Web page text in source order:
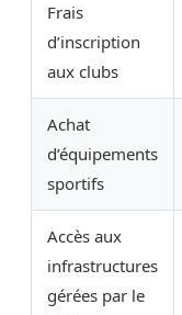
Frais
d’inscription
aux clubs
Achat
d’équipements
sportifs
Accès aux
infrastructures
gérées par le